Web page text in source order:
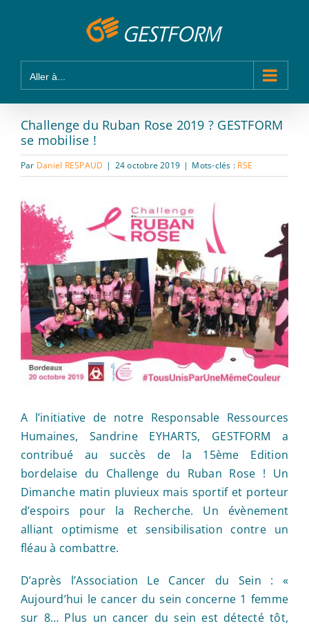
Aller à...
Challenge du Ruban Rose 2019 ? GESTFORM
se mobilise !
Par Daniel RESPAUD | 24 octobre 2019 | Mots-clés : RSE
A l’initiative de notre Responsable Ressources
Humaines, Sandrine EYHARTS, GESTFORM a
contribué au succès de la 15ème Edition
bordelaise du Challenge du Ruban Rose ! Un
Dimanche matin pluvieux mais sportif et porteur
d’espoirs pour la Recherche. Un évènement
alliant optimisme et sensibilisation contre un
fléau à combattre.
D’après l’Association Le Cancer du Sein : «
Aujourd’hui le cancer du sein concerne 1 femme
sur 8… Plus un cancer du sein est détecté tôt,